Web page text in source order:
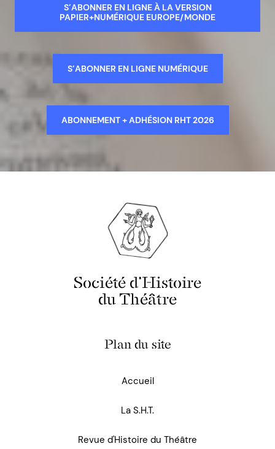
S’ABONNER EN LIGNE À LA VERSION
PAPIER+NUMÉRIQUE EUROPE/MONDE
S’ABONNER EN LIGNE NUMÉRIQUE
ABONNEMENT + ADHÉSION RHT 2026
Société d'Histoire
du Théâtre
Plan du site
Accueil
La S.H.T.
Revue d'Histoire du Théâtre